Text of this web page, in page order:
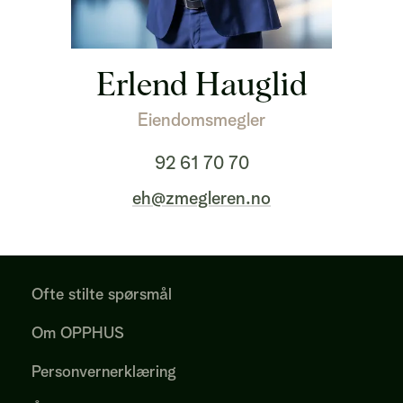
Erlend Hauglid
Eiendomsmegler
92 61 70 70
eh@zmegleren.no
Ofte stilte spørsmål
Om OPPHUS
Personvernerklæring